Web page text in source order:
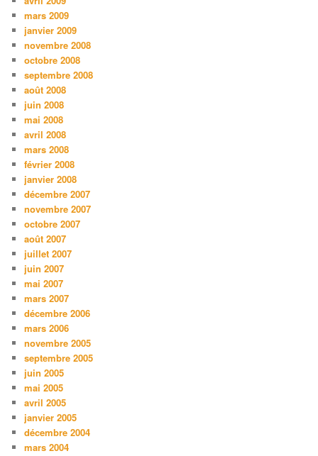
mars 2009
janvier 2009
novembre 2008
octobre 2008
septembre 2008
août 2008
juin 2008
mai 2008
avril 2008
mars 2008
février 2008
janvier 2008
décembre 2007
novembre 2007
octobre 2007
août 2007
juillet 2007
juin 2007
mai 2007
mars 2007
décembre 2006
mars 2006
novembre 2005
septembre 2005
juin 2005
mai 2005
avril 2005
janvier 2005
décembre 2004
mars 2004